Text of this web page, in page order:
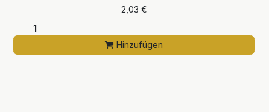
2,03 €
Hinzufügen